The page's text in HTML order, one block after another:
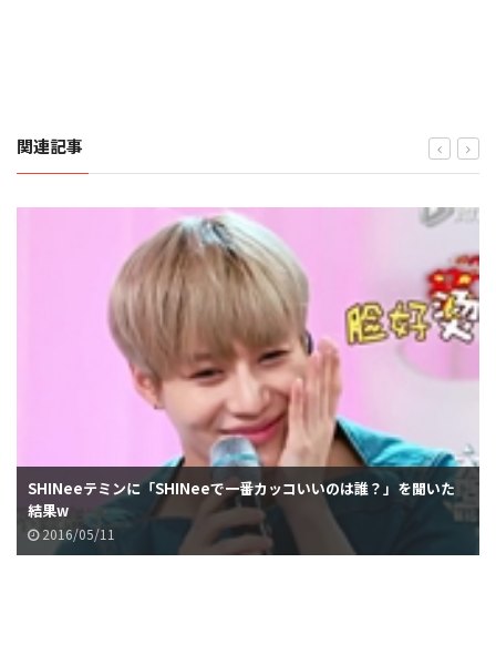
関連記事
SHINeeテミンに「SHINeeで一番カッコいいのは誰？」を聞いた
結果w
2016/05/11